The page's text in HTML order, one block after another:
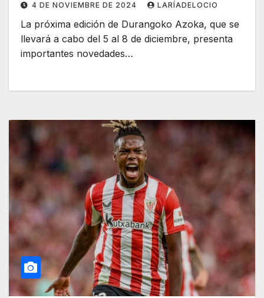
4 DE NOVIEMBRE DE 2024 LARÍADELOCIO
La próxima edición de Durangoko Azoka, que se
llevará a cabo del 5 al 8 de diciembre, presenta
importantes novedades…